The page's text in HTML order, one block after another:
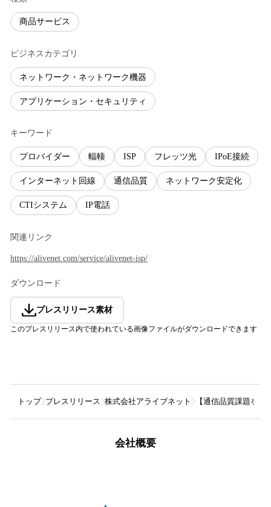
商品サービス
ビジネスカテゴリ
ネットワーク・ネットワーク機器
アプリケーション・セキュリティ
キーワード
プロバイダー 輻輳 ISP フレッツ光 IPoE接続
インターネット回線 通信品質 ネットワーク安定化
CTIシステム IP電話
関連リンク
https://alivenet.com/service/alivenet-isp/
ダウンロード
プレスリリース素材
このプレスリリース内で使われている画像ファイルがダウンロードできます
トップ プレスリリース 株式会社アライブネット 【通信品質課題を
会社概要